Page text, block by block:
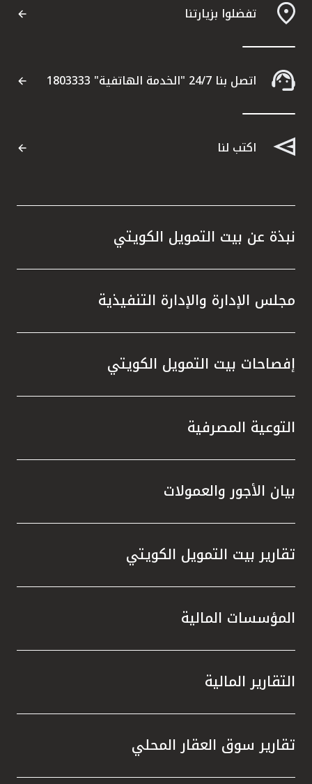
تفضلوا بزيارتنا
اتصل بنا 24/7 "الخدمة الهاتفية" 1803333
اكتب لنا
نبذة عن بيت التمويل الكويتي
مجلس الإدارة والإدارة التنفيذية
إفصاحات بيت التمويل الكويتي
التوعية المصرفية
بيان الأجور والعمولات
تقارير بيت التمويل الكويتي
المؤسسات المالية
التقارير المالية
تقارير سوق العقار المحلي